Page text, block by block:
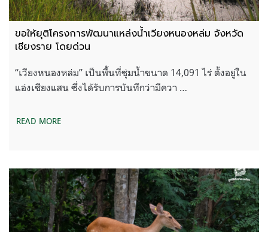
ขอให้ยุติโครงการพัฒนาแหล่งน้ำเวียงหนองหล่ม จังหวัด
เชียงราย โดยด่วน
“เวียงหนองหล่ม” เป็นพื้นที่ชุ่มน้ำขนาด 14,091 ไร่ ตั้งอยู่ใน
แอ่งเชียงแสน ซึ่งได้รับการบันทึกว่ามีควา …
READ MORE